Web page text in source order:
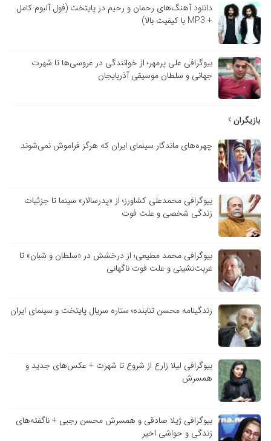
دانلود آهنگ‌های رحمان و رحیم در پایتخت (فول آلبوم کامل
+ MP3 با کیفیت بالا)
بیوگرافی علی پرمهر؛ از خوانندگی در عروسی‌ها تا شهرت
جهانی و سلطان موسیقی آذربایجان
چهره‌های ماندگار سینمای ایران که هرگز فراموش نمی‌شوند
بیوگرافی محمدعلی کشاورز؛ از «پدرسالار» سینما تا جزئیات
زندگی شخصی و علت فوت
بیوگرافی محمد مطیعی؛ از درخشش در «سلطان و شبان» تا
غربت‌نشینی و علت فوت ناگهانی
زندگینامه محسن تنابنده؛ ستاره سریال پایتخت و سینمای ایران
بیوگرافی لیلا زارع از شروع تا شهرت + عکس‌های جدید و
همسرش
بیوگرافی ژیلا صادقی و همسرش محسن رجبی + ناگفته‌های
زندگی و حواشی اخیر